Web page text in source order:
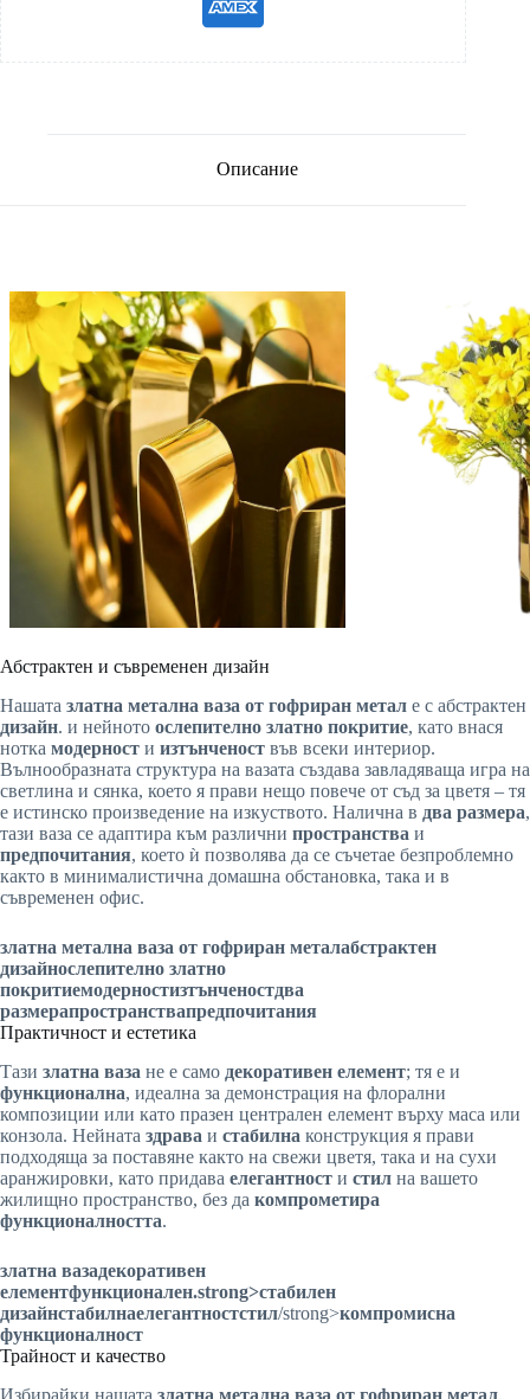
Описание
Абстрактен и съвременен дизайн
Нашата златна метална ваза от гофриран метал е с абстрактен
дизайн. и нейното ослепително златно покритие, като внася
нотка модерност и изтънченост във всеки интериор.
Вълнообразната структура на вазата създава завладяваща игра на
светлина и сянка, което я прави нещо повече от съд за цветя – тя
е истинско произведение на изкуството. Налична в два размера,
тази ваза се адаптира към различни пространства и
предпочитания, което ѝ позволява да се съчетае безпроблемно
както в минималистична домашна обстановка, така и в
съвременен офис.
златна метална ваза от гофриран металабстрактен
дизайнослепително златно
покритиемодерностизтънченостдва
размерапространствапредпочитания
Практичност и естетика
Тази златна ваза не е само декоративен елемент; тя е и
функционална, идеална за демонстрация на флорални
композиции или като празен централен елемент върху маса или
конзола. Нейната здрава и стабилна конструкция я прави
подходяща за поставяне както на свежи цветя, така и на сухи
аранжировки, като придава елегантност и стил на вашето
жилищно пространство, без да компрометира
функционалността.
златна вазадекоративен
елементфункционален.strong>стабилен
дизайнстабилнаелегантностстил/strong>компромисна
функционалност
Трайност и качество
Избирайки нашата златна метална ваза от гофриран метал,